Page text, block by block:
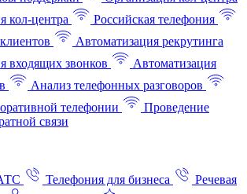
кол-центра
Российская телефония
Автоматизация рекрутинга
входящих звонков
Автоматизация
Анализ телефонных разговоров
телефонии
Проведение
связи
Телефония для бизнеса
Речевая